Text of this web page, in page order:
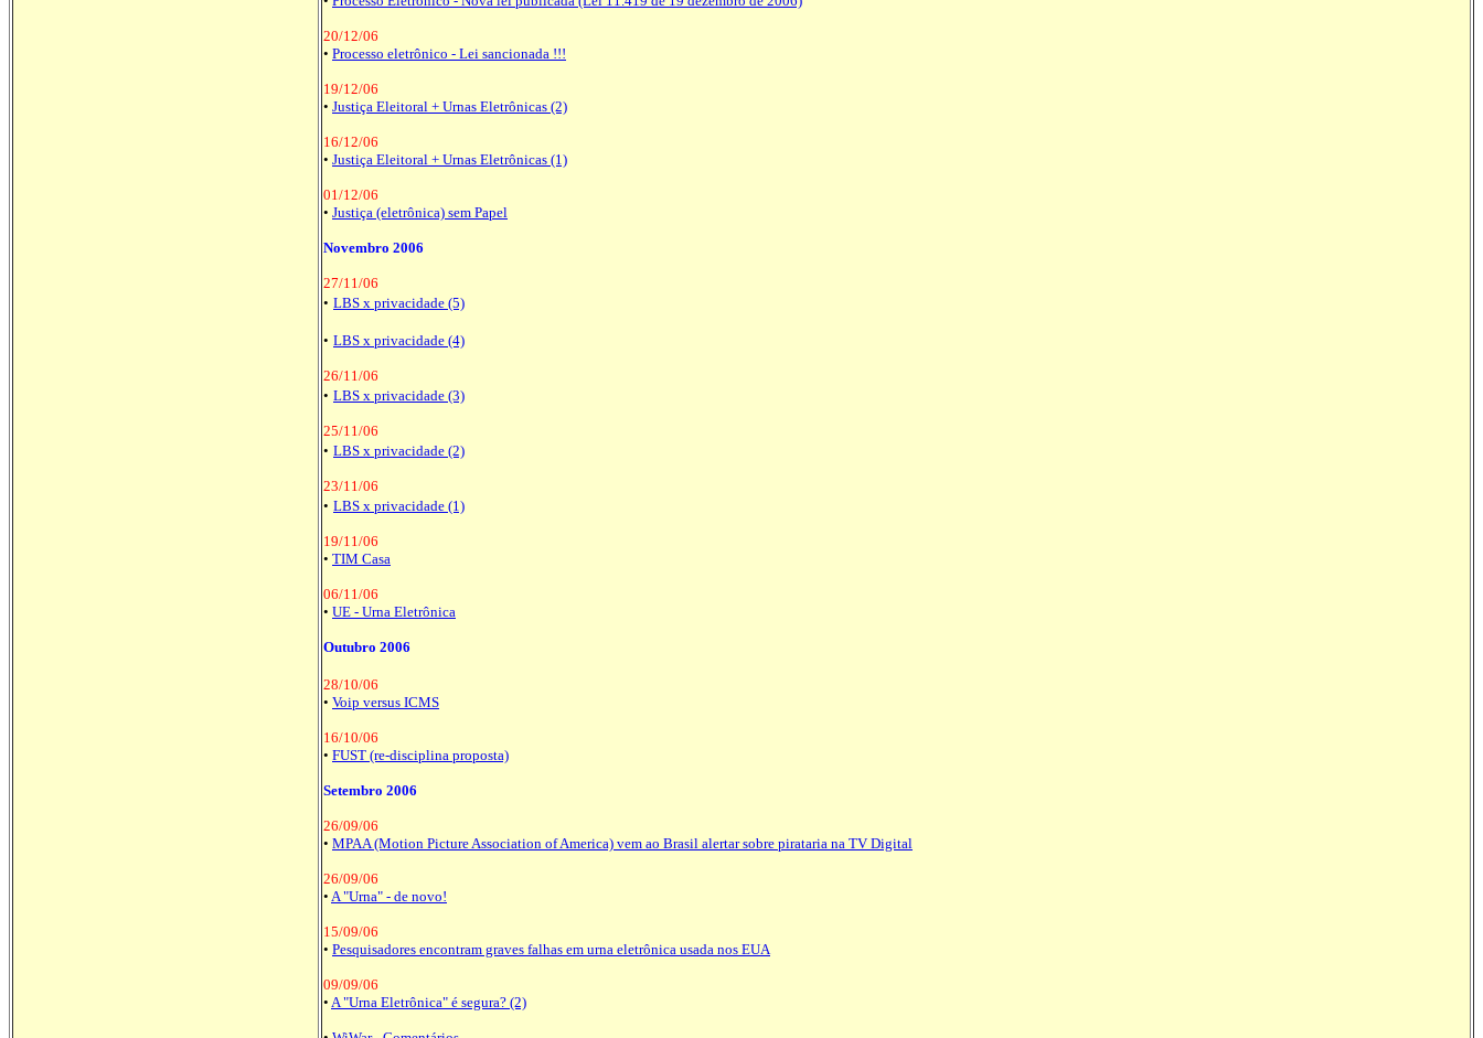
20/12/06
• Processo eletrônico - Lei sancionada !!!
19/12/06
• Justiça Eleitoral + Urnas Eletrônicas (2)
16/12/06
• Justiça Eleitoral + Urnas Eletrônicas (1)
01/12/06
• Justiça (eletrônica) sem Papel
Novembro 2006
27/11/06
• LBS x privacidade (5)
• LBS x privacidade (4)
26/11/06
• LBS x privacidade (3)
25/11/06
• LBS x privacidade (2)
23/11/06
• LBS x privacidade (1)
19/11/06
• TIM Casa
06/11/06
• UE - Urna Eletrônica
Outubro 2006
28/10/06
• Voip versus ICMS
16/10/06
• FUST (re-disciplina proposta)
Setembro 2006
26/09/06
• MPAA (Motion Picture Association of America) vem ao Brasil alertar sobre pirataria na TV Digital
26/09/06
• A "Urna" - de novo!
15/09/06
• Pesquisadores encontram graves falhas em urna eletrônica usada nos EUA
09/09/06
• A "Urna Eletrônica" é segura? (2)